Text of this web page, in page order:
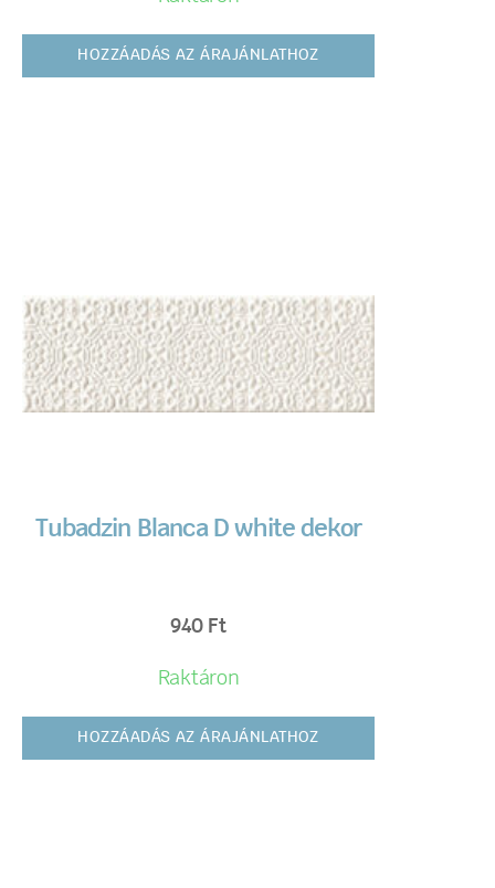
HOZZÁADÁS AZ ÁRAJÁNLATHOZ
Tubadzin Blanca D white dekor
940 Ft
Raktáron
HOZZÁADÁS AZ ÁRAJÁNLATHOZ